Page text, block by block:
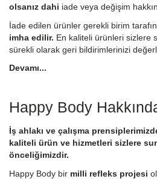
olsanız dahi iade veya değişim
İade edilen ürünler gerekli birim
imha edilir. En kaliteli ürünleri sizlere
sürekli olarak geri bildirimlerinizi
Devamı...
Happy Body
İş ahlakı ve çalışma
kaliteli ürün ve hizmetleri sizlere
önceliğimizdir.
Happy Body bir milli refleks projesi